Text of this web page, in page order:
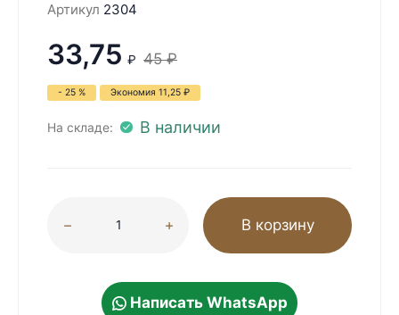
Артикул 2304
33,75 ₽ 45 ₽
- 25 % Экономия 11,25 ₽
На складе: В наличии
В корзину
Написать WhatsApp